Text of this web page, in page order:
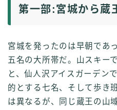
第一部:宮城から蔵
宮城を発ったのは早朝であ
五名の大所帯だ。山スキー
と、仙人沢アイスガーデン
的とする七名、そして歩き
は異なるが、同じ蔵王の山